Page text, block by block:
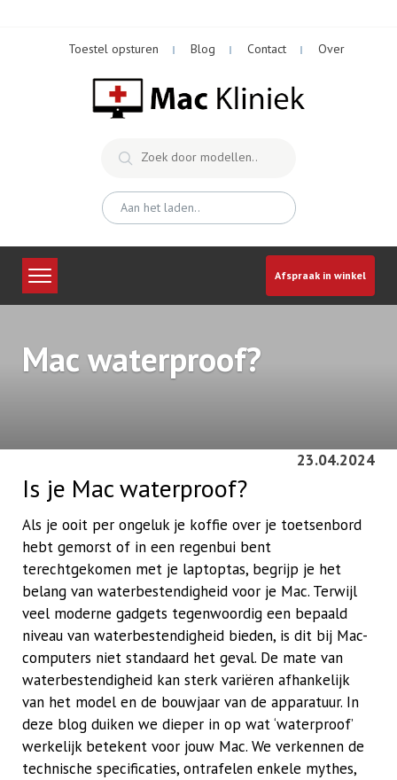
Toestel opsturen Blog Contact Over
Afspraak in winkel
Mac waterproof?
23.04.2024
Is je Mac waterproof?
Als je ooit per ongeluk je koffie over je toetsenbord
hebt gemorst of in een regenbui bent
terechtgekomen met je laptoptas, begrijp je het
belang van waterbestendigheid voor je Mac. Terwijl
veel moderne gadgets tegenwoordig een bepaald
niveau van waterbestendigheid bieden, is dit bij Mac-
computers niet standaard het geval. De mate van
waterbestendigheid kan sterk variëren afhankelijk
van het model en de bouwjaar van de apparatuur. In
deze blog duiken we dieper in op wat ‘waterproof’
werkelijk betekent voor jouw Mac. We verkennen de
technische specificaties, ontrafelen enkele mythes,